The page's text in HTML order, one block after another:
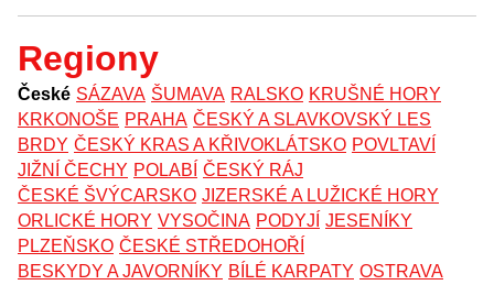
Regiony
České SÁZAVA ŠUMAVA RALSKO KRUŠNÉ HORY
KRKONOŠE PRAHA ČESKÝ A SLAVKOVSKÝ LES
BRDY ČESKÝ KRAS A KŘIVOKLÁTSKO POVLTAVÍ
JIŽNÍ ČECHY POLABÍ ČESKÝ RÁJ
ČESKÉ ŠVÝCARSKO JIZERSKÉ A LUŽICKÉ HORY
ORLICKÉ HORY VYSOČINA PODYJÍ JESENÍKY
PLZEŇSKO ČESKÉ STŘEDOHOŘÍ
BESKYDY A JAVORNÍKY BÍLÉ KARPATY OSTRAVA